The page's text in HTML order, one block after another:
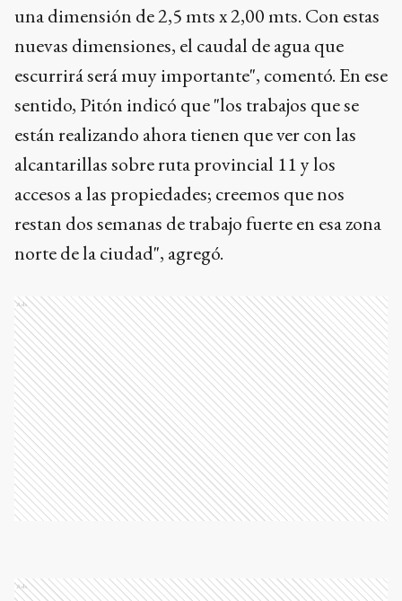
una dimensión de 2,5 mts x 2,00 mts. Con estas
nuevas dimensiones, el caudal de agua que
escurrirá será muy importante", comentó. En ese
sentido, Pitón indicó que "los trabajos que se
están realizando ahora tienen que ver con las
alcantarillas sobre ruta provincial 11 y los
accesos a las propiedades; creemos que nos
restan dos semanas de trabajo fuerte en esa zona
norte de la ciudad", agregó.
Ads
Ads